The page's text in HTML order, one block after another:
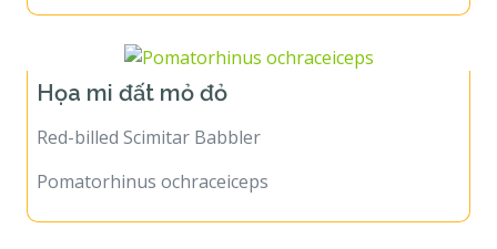
Họa mi đất mỏ đỏ
Red-billed Scimitar Babbler
Pomatorhinus ochraceiceps